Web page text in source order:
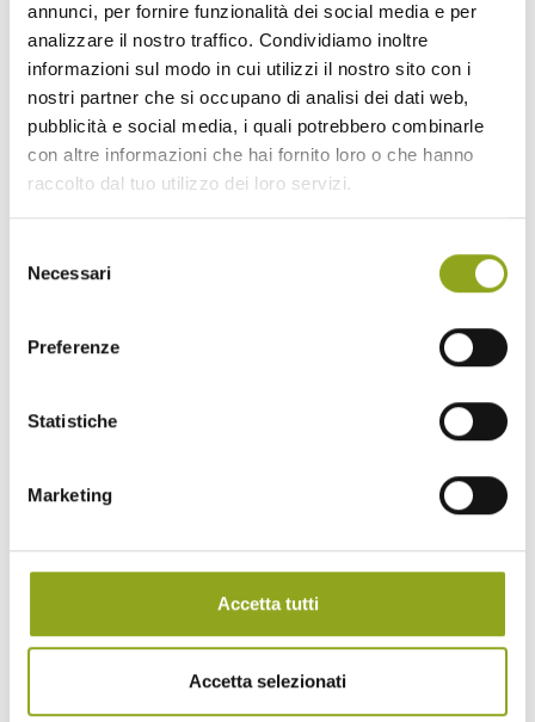
annunci, per fornire funzionalità dei social media e per
analizzare il nostro traffico. Condividiamo inoltre
informazioni sul modo in cui utilizzi il nostro sito con i
nostri partner che si occupano di analisi dei dati web,
pubblicità e social media, i quali potrebbero combinarle
con altre informazioni che hai fornito loro o che hanno
raccolto dal tuo utilizzo dei loro servizi.
delNecessari
Preferenze
Statistiche
Marketing
Accetta tutti
Accetta selezionati
Quadrilocale
Pentalocale
Villa urbana